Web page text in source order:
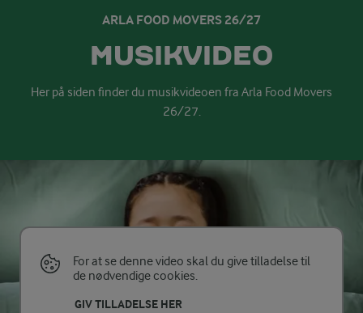
ARLA FOOD MOVERS 26/27
MUSIKVIDEO
Her på siden finder du musikvideoen fra Arla Food Movers
26/27.
For at se denne video skal du give tilladelse til
de nødvendige cookies.
GIV TILLADELSE HER